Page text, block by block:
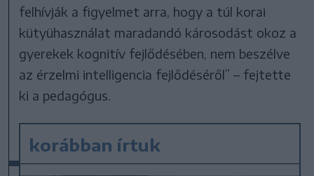
felhívják a figyelmet arra, hogy a túl korai
kütyühasználat maradandó károsodást okoz a
gyerekek kognitív fejlődésében, nem beszélve
az érzelmi intelligencia fejlődéséről” – fejtette
ki a pedagógus.
korábban írtuk